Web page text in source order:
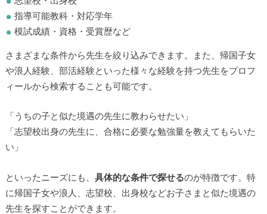
指導可能教科・対応学年
模試成績・資格・受賞歴など
さまざまな条件から先生を絞り込みできます。また、帰国子女
や浪人経験、部活経験といった様々な経験を持つ先生をプロフ
ィールから検索することも可能です。
「うちの子と似た境遇の先生に教わらせたい」
「志望校出身の先生に、合格に必要な勉強量を教えてもらいた
い」
といったニーズにも、 具体的な条件で探せるのが特徴です。特
に帰国子女や浪人、志望校、出身校などお子さまと似た境遇の
先生を探すことができます。